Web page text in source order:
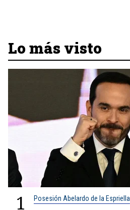
Lo más visto
1 Posesión Abelardo de la Espriella